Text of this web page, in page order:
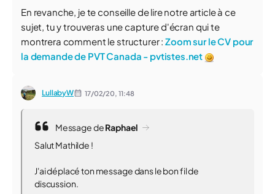
En revanche, je te conseille de lire notre article à ce
sujet, tu y trouveras une capture d'écran qui te
montrera comment le structurer :Zoom sur le CV pour
la demande de PVT Canada - pvtistes.net
LullabyW 17/02/20, 11:48
Message deRaphael
Salut Mathilde !
J'ai déplacé ton message dans le bon fil de
discussion.